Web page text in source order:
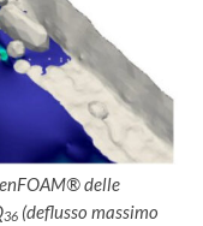
delle
36 (deflusso massimo